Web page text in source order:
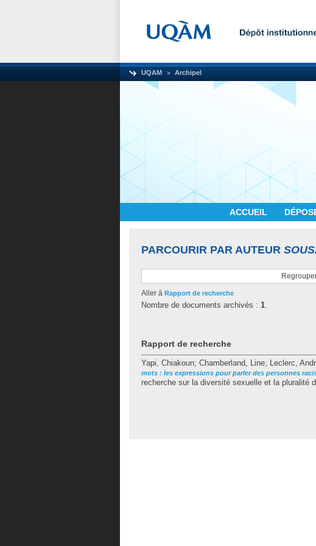
UQAM Archipel
ACCUEIL
PARCOURIR PAR AUTEUR
Aller à Rapport de recherche
Nombre de documents archivés : 1.
Rapport de recherche
Yapi, Chiakoun; Chamberland, Line; Leclerc,
mots : les expressions pour parler des personnes
recherche sur la diversité sexuelle et la pluralité